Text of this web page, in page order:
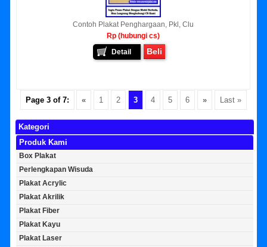
Contoh Plakat Penghargaan, Pkl, Clu
Rp (hubungi cs)
Detail
Beli
Page 3 of 7: « 1 2 3 4 5 6 » Last »
Kategori
Produk Kami
Box Plakat
Perlengkapan Wisuda
Plakat Acrylic
Plakat Akrilik
Plakat Fiber
Plakat Kayu
Plakat Laser